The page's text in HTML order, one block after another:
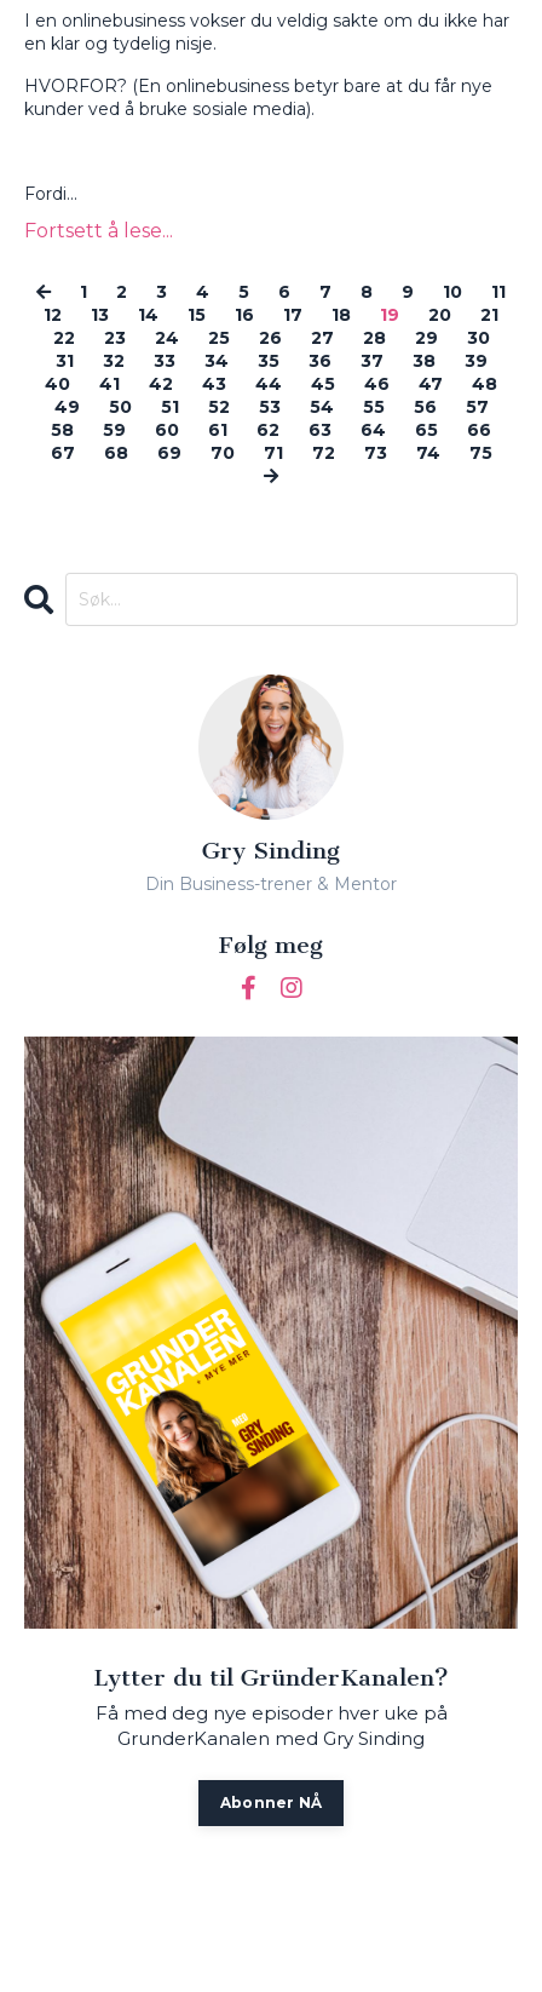
I en onlinebusiness vokser du veldig sakte om du ikke har
en klar og tydelig nisje.
HVORFOR? (En onlinebusiness betyr bare at du får nye
kunder ved å bruke sosiale media).
Fordi...
Fortsett å lese...
1 2 3 4 5 6 7 8 9 10
11
12
13 14 15 16 17 18 19 20
21
22
23 24 25 26 27 28 29
30
31
32 33 34 35 36 37 38
39
40
41 42 43 44 45 46 47
48
49
50 51 52 53 54 55 56
57
58
59 60 61 62 63 64 65
66
67
68 69 70 71 72 73 74 75
Gry Sinding
Din Business-trener & Mentor
Følg meg
Lytter du til GründerKanalen?
Få med deg nye episoder hver uke på
GrunderKanalen med Gry Sinding
Abonner NÅ